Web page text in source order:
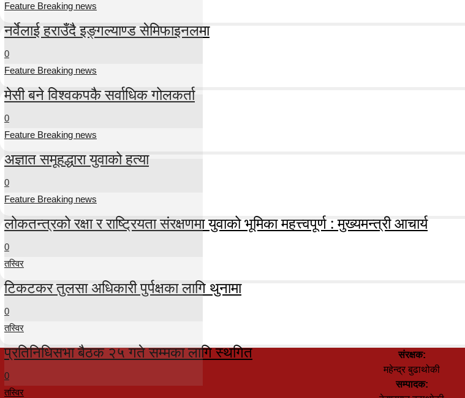
Feature Breaking news
नर्वेलाई हराउँदै इङ्गल्याण्ड सेमिफाइनलमा
0
Feature Breaking news
मेसी बने विश्वकपकै सर्वाधिक गोलकर्ता
0
Feature Breaking news
अज्ञात समूहद्धारा युवाको हत्या
0
Feature Breaking news
लोकतन्त्रको रक्षा र राष्ट्रियता संरक्षणमा युवाको भूमिका महत्त्वपूर्ण : मुख्यमन्त्री आचार्य
0
तस्विर
टिकटकर तुलसा अधिकारी पुर्पक्षका लागि थुनामा
0
तस्विर
प्रतिनिधिसभा बैठक २५ गते सम्मका लागि स्थगित
0
तस्विर
संरक्षक:
महेन्द्र बुढाथोकी
सम्पादक: